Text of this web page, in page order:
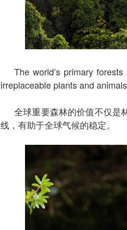
The world’s primary
irreplaceable plants and
全球重要森林的价值不仅是
线，有助于全球气候的稳定。